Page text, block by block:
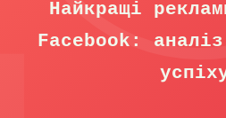
Найкращі
Facebook: